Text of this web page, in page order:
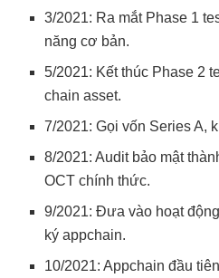
3/2021: Ra mắt Phase 1
năng cơ bản.
5/2021: Kết thúc Phase 2
chain asset.
7/2021: Gọi vốn Series A,
8/2021: Audit bảo mật
OCT chính thức.
9/2021: Đưa vào hoạt động
ký appchain.
10/2021: Appchain đầu